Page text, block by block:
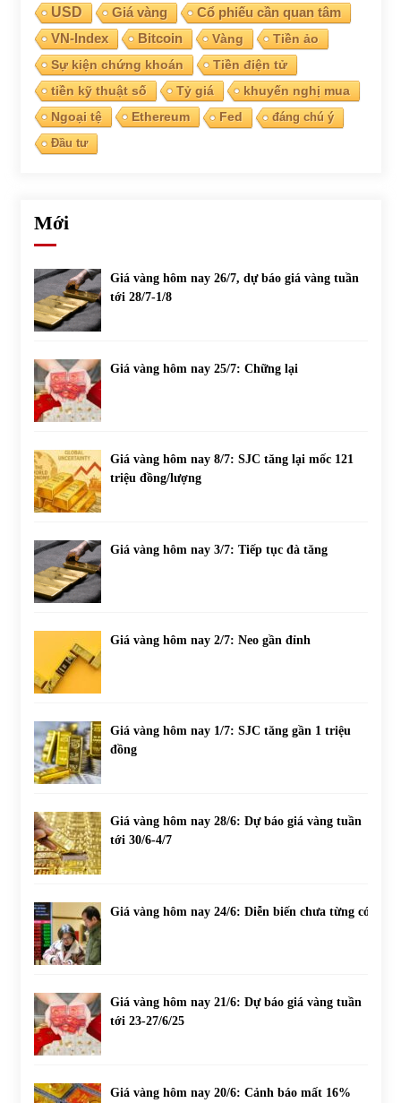
USD
Giá vàng Cổ phiếu cần quan tâm
VN-Index Bitcoin Vàng
Tiền ảo
Sự kiện chứng khoán
Tiền điện tử
tiền kỹ thuật số
Tỷ giá
khuyến nghị mua
Ngoại tệ
Ethereum Fed
đáng chú ý
Đầu tư
Mới
Giá vàng hôm nay 26/7, dự báo giá vàng tuần
tới 28/7-1/8
Giá vàng hôm nay 25/7: Chững lại
Giá vàng hôm nay 8/7: SJC tăng lại mốc 121
triệu đồng/lượng
Giá vàng hôm nay 3/7: Tiếp tục đà tăng
Giá vàng hôm nay 2/7: Neo gần đỉnh
Giá vàng hôm nay 1/7: SJC tăng gần 1 triệu
đồng
Giá vàng hôm nay 28/6: Dự báo giá vàng tuần
tới 30/6-4/7
Giá vàng hôm nay 24/6: Diễn biến chưa từng có
Giá vàng hôm nay 21/6: Dự báo giá vàng tuần
tới 23-27/6/25
Giá vàng hôm nay 20/6: Cảnh báo mất 16%